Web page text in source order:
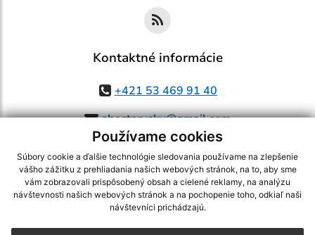
Používame cookies
Súbory cookie a ďalšie technológie sledovania používame na zlepšenie
vášho zážitku z prehliadania našich webových stránok, na to, aby sme
vám zobrazovali prispôsobený obsah a cielené reklamy, na analýzu
návštevnosti našich webových stránok a na pochopenie toho, odkiaľ naši
návštevníci prichádzajú.
Kontaktné informácie
+421 53 469 91 40
obectorysky@gmail.com
využite možnosť získavania aktuálnych informácií s využitím RSS
CMS systém (redakčný) systém ECHELON 2,Mapa stránok,web portál
webex.digital, s.r.o.,domény,registrácia domény